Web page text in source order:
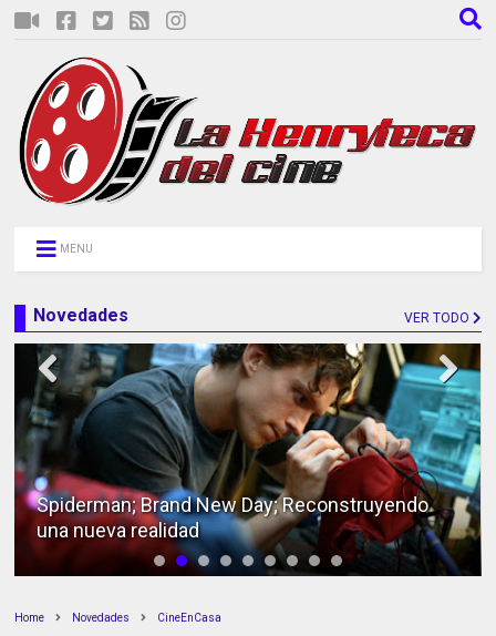
MENU
Novedades VER TODO
Spiderman; Brand New Day; Reconstruyendo
una nueva realidad
Home Novedades CineEnCasa